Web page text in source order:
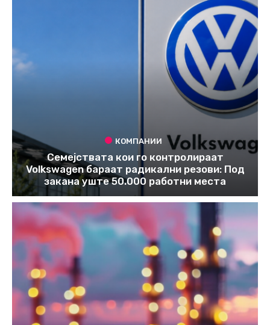
КОМПАНИИ
Семејствата кои го контролираат
Volkswagen бараат радикални резови: Под
закана уште 50.000 работни места